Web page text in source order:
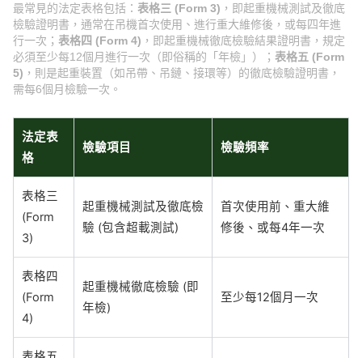
最常見的法定表格包括： 表格三 (Form 3) ，即起重機械測試及徹底
檢驗證明書，通常在吊機首次使用、進行重大維修後，或每四年進
行一次； 表格四 (Form 4) ，即起重機械徹底檢驗結果證明書，規定
必須至少每12個月進行一次（即俗稱的「年檢」）； 表格五 (Form
5) ，則是起重裝置（如吊帶、吊鏈、接環等）的徹底檢驗證明書，
需每6個月檢驗一次。
法定表
格
檢驗項目 檢驗頻率
表格三
(Form
3)
起重機械測試及徹底檢
驗 (包含超載測試)
首次使用前、重大維
修後、或每4年一次
表格四
(Form
4)
起重機械徹底檢驗 (即
年檢)
至少每12個月一次